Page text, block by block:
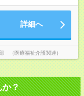
詳細へ
（医療福祉介護関連）
か？